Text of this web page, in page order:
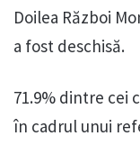
Doilea Război
a fost deschisă.
71.9% dintre cei
în cadrul unui